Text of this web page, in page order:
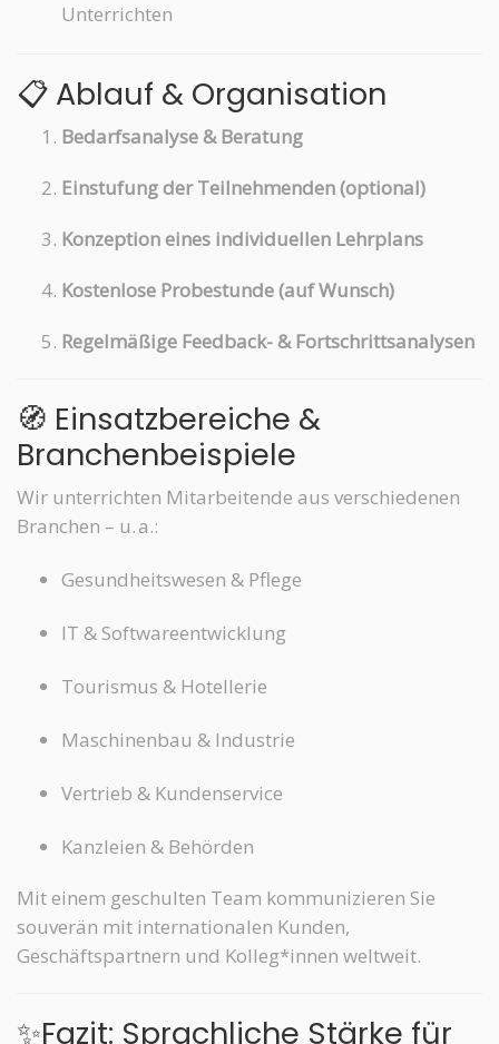
Unterrichten
📋 Ablauf & Organisation
Bedarfsanalyse & Beratung
Einstufung der Teilnehmenden (optional)
Konzeption eines individuellen Lehrplans
Kostenlose Probestunde (auf Wunsch)
Regelmäßige Feedback- & Fortschrittsanalysen
🧭 Einsatzbereiche &
Branchenbeispiele
Wir unterrichten Mitarbeitende aus verschiedenen
Branchen – u. a.:
Gesundheitswesen & Pflege
IT & Softwareentwicklung
Tourismus & Hotellerie
Maschinenbau & Industrie
Vertrieb & Kundenservice
Kanzleien & Behörden
Mit einem geschulten Team kommunizieren Sie
souverän mit internationalen Kunden,
Geschäftspartnern und Kolleg*innen weltweit.
✨Fazit: Sprachliche Stärke für